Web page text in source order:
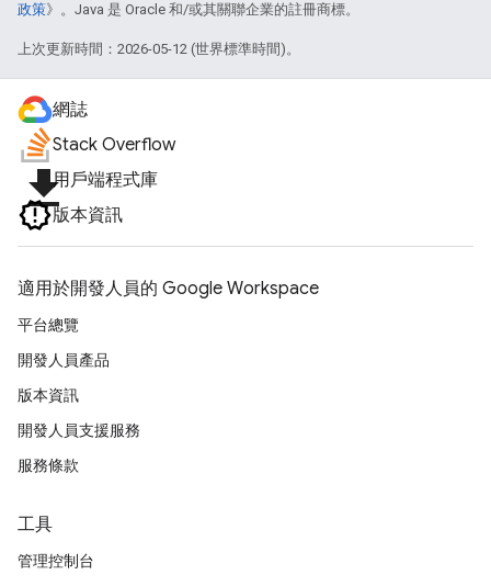
政策》。Java 是 Oracle 和/或其關聯企業的註冊商標。
上次更新時間：2026-05-12 (世界標準時間)。
網誌
Stack Overflow
file_download用戶端程式庫
版本資訊
適用於開發人員的 Google Workspace
平台總覽
開發人員產品
版本資訊
開發人員支援服務
服務條款
工具
管理控制台